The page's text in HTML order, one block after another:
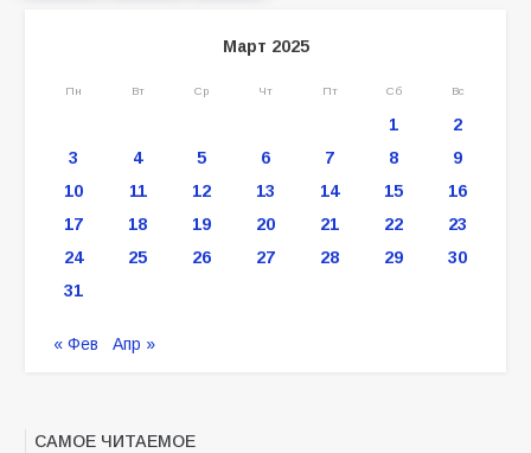
Март 2025
Пн Вт Ср Чт Пт Сб Вс
1
2
3
4 5 6 7 8
9
10
11 12 13 14 15
16
17
18 19 20 21 22
23
24
25 26 27 28 29
30
31
« Фев Апр »
САМОЕ ЧИТАЕМОЕ